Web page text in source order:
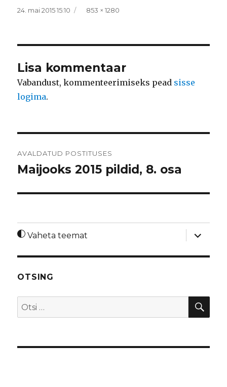
Postitatud
24. mai 2015 15:10 Täissuurus
853 × 1280
Lisa kommentaar
Vabandust, kommenteerimiseks pead sisse
logima.
AVALDATUD POSTITUSES
Maijooks 2015 pildid, 8. osa
Vaheta teemat
laienda
OTSING
Otsi: